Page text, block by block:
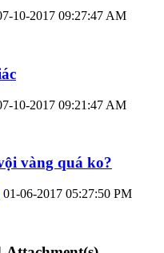
10-2017 09:27:47 AM
10-2017 09:21:47 AM
vàng quá ko?
01-06-2017 05:27:50 PM